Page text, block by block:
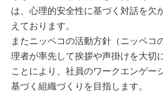
は、心理的安全性に基づく対話を欠
えております。
またニッペコの活動方針（ニッペコ
理者が率先して挨拶や声掛けを大切
ことにより、社員のワークエンゲー
基づく組織づくりを目指します。